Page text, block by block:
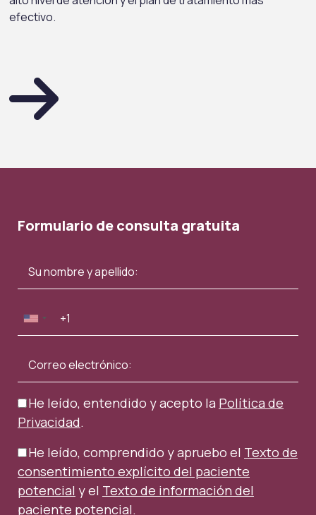
efectivo.
Formulario de consulta gratuita
He leído, entendido y acepto la Política de
Privacidad.
He leído, comprendido y apruebo el Texto de
consentimiento explícito del paciente
potencial y el Texto de información del
paciente potencial.